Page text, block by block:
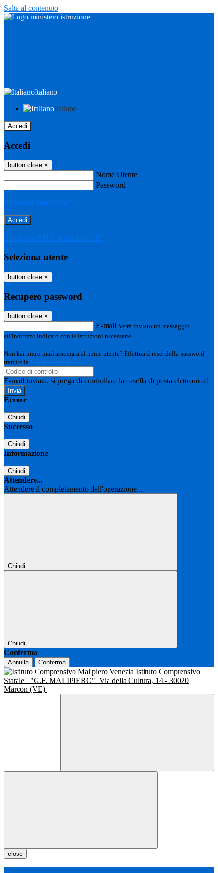
Salta al contenuto
Italiano
Italiano
Accedi
Accedi
button close ×
Nome Utente
Password
Password dimenticata?
-
Entra con SPID
Entra con CIE
Seleziona utente
button close ×
Recupero password
button close ×
E-mail Verrà inviato un messaggio
all'indirizzo indicato con le istruzioni necessarie.
Non hai una e-mail associata al nome utente? Effettua il reset della password
tramite la Login Spaggiari
E-mail inviata, si prega di controllare la casella di posta elettronica!
Errore
Chiudi
Successo
Chiudi
Informazione
Chiudi
Attendere...
Attendere il completamento dell'operazione...
Chiudi
Chiudi
Conferma
Annulla Conferma
Istituto Comprensivo
Statale
"G.F. MALIPIERO" Via della Cultura, 14 - 30020
Marcon (VE)
close